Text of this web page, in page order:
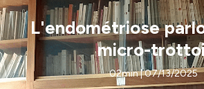
L'endométriose
micro-
02min | 07/13/2025